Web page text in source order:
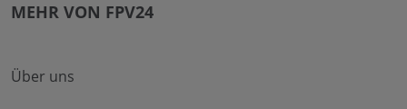
MEHR VON FPV24
Über uns